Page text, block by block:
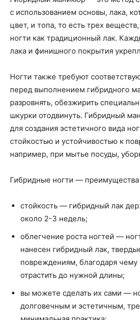
с использованием основы, лака,
цвет, и топа, то есть трех
ногти как традиционный лак.
лака и финишного покрытия
Ногти также требуют
перед выполнением гибридного
разровнять, обезжирить
шкурки отодвинуть. Гибридный
для создания эстетичного вида
стойкостью и устойчивостью к
например, при мытье посуды,
Гибридные ногти — преимущества
стойкость — гибридный лак
около 2-3 недель;
облегчение роста ногтей —
нанесен гибридный лак,
повреждениям, благодаря чему
отрастить до нужной длины;
вы можете сделать их сами —
долговечным и эстетичным,